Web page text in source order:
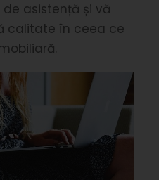
asistență și vă
calitate în ceea ce